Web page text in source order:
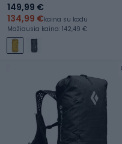
149,99 €
134,99 €kaina su kodu
Mažiausia kaina: 142,49 €